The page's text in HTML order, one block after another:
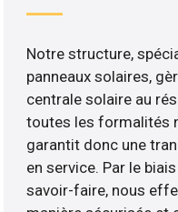
Notre structure,
panneaux solaires,
centrale solaire au
toutes les formalités
garantit donc une
en service. Par le
savoir-faire, nous